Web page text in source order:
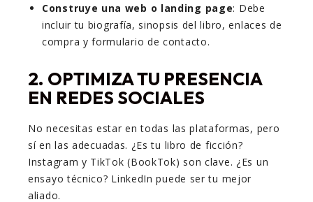
Construye una web o landing page: Debe
incluir tu biografía, sinopsis del libro, enlaces de
compra y formulario de contacto.
2. OPTIMIZA TU PRESENCIA
EN REDES SOCIALES
No necesitas estar en todas las plataformas, pero
sí en las adecuadas. ¿Es tu libro de ficción?
Instagram y TikTok (BookTok) son clave. ¿Es un
ensayo técnico? LinkedIn puede ser tu mejor
aliado.